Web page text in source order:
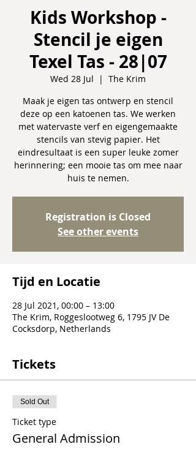
Kids Workshop -
Stencil je eigen
Texel Tas - 28|07
Wed 28 Jul
  |
The Krim
Maak je eigen tas ontwerp en stencil
deze op een katoenen tas. We werken
met watervaste verf en eigengemaakte
stencils van stevig papier. Het
eindresultaat is een super leuke zomer
herinnering; een mooie tas om mee naar
Registration is Closed
See other events
Tijd en Locatie
28 Jul 2021, 00:00 – 13:00
The Krim, Roggeslootweg 6, 1795 JV De
Cocksdorp, Netherlands
Tickets
Sold Out
Ticket type
General Admission